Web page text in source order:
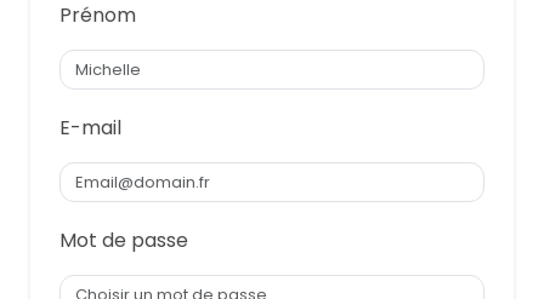
Prénom
E-mail
Mot de passe